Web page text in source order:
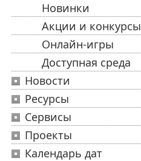
Новинки
Акции и конкурсы
Онлайн-игры
Доступная среда
Новости
Ресурсы
Сервисы
Проекты
Календарь дат